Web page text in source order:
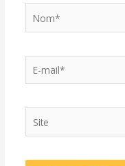
mail*